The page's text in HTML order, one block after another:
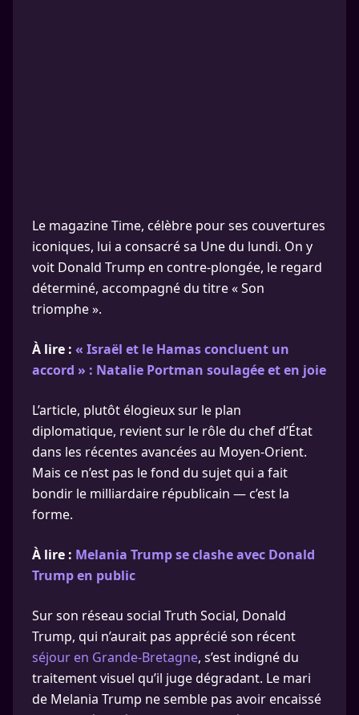
Le magazine Time, célèbre pour ses couvertures
iconiques, lui a consacré sa Une du lundi. On y
voit Donald Trump en contre-plongée, le regard
déterminé, accompagné du titre « Son
triomphe ».
À lire : « Israël et le Hamas concluent un
accord » : Natalie Portman soulagée et en joie
L’article, plutôt élogieux sur le plan
diplomatique, revient sur le rôle du chef d’État
dans les récentes avancées au Moyen-Orient.
Mais ce n’est pas le fond du sujet qui a fait
bondir le milliardaire républicain — c’est la
forme.
À lire : Melania Trump se clashe avec Donald
Trump en public
Sur son réseau social Truth Social, Donald
Trump, qui n’aurait pas apprécié son récent
séjour en Grande-Bretagne, s’est indigné du
traitement visuel qu’il juge dégradant. Le mari
de Melania Trump ne semble pas avoir encaissé